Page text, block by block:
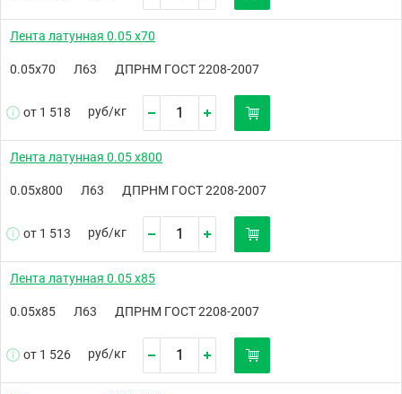
Лента латунная 0.05 х70
0.05х70 Л63 ДПРНМ ГОСТ 2208-2007
от 1 518 руб/кг
Лента латунная 0.05 х800
0.05х800 Л63 ДПРНМ ГОСТ 2208-2007
от 1 513 руб/кг
Лента латунная 0.05 х85
0.05х85 Л63 ДПРНМ ГОСТ 2208-2007
от 1 526 руб/кг